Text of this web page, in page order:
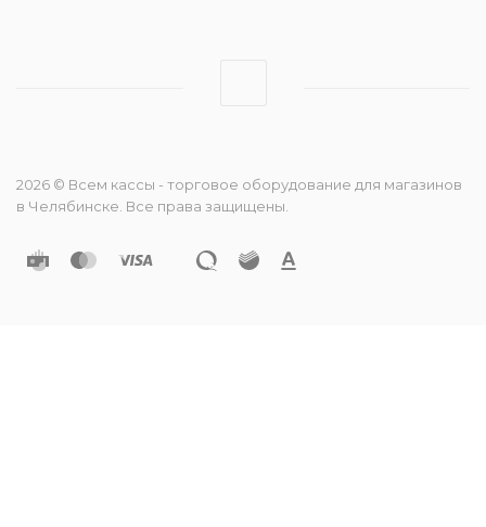
2026 © Всем кассы - торговое оборудование для магазинов
в Челябинске. Все права защищены.